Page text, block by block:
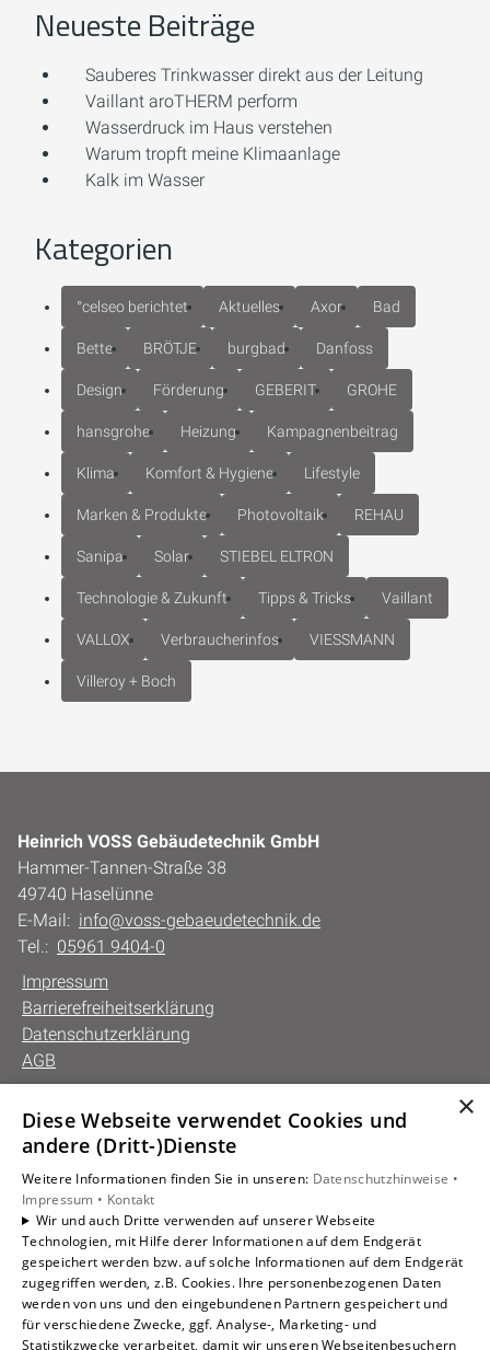
Neueste Beiträge
Sauberes Trinkwasser direkt aus der Leitung
Vaillant aroTHERM perform
Wasserdruck im Haus verstehen
Warum tropft meine Klimaanlage
Kalk im Wasser
Kategorien
°celseo berichtet Aktuelles Axor Bad
Bette BRÖTJE burgbad Danfoss
Design Förderung GEBERIT GROHE
hansgrohe Heizung Kampagnenbeitrag
Klima Komfort & Hygiene Lifestyle
Marken & Produkte Photovoltaik REHAU
Sanipa Solar STIEBEL ELTRON
Technologie & Zukunft Tipps & Tricks Vaillant
VALLOX Verbraucherinfos VIESSMANN
Villeroy + Boch
Heinrich VOSS Gebäudetechnik GmbH
Hammer-Tannen-Straße 38
49740 Haselünne
E-Mail: info@voss-gebaeudetechnik.de
Tel.: 05961 9404-0
Impressum
Barrierefreiheitserklärung
Datenschutzerklärung
AGB
Unsere Bereiche
Gewerbekunden
Karriere
Unternehmen
Kontakt
×
Diese Webseite verwendet Cookies und
andere (Dritt-)Dienste
Weitere Informationen finden Sie in unseren: Datenschutzhinweise •
Impressum • Kontakt
Wir und auch Dritte verwenden auf unserer Webseite
Technologien, mit Hilfe derer Informationen auf dem Endgerät
gespeichert werden bzw. auf solche Informationen auf dem Endgerät
zugegriffen werden, z.B. Cookies. Ihre personenbezogenen Daten
werden von uns und den eingebundenen Partnern gespeichert und
für verschiedene Zwecke, ggf. Analyse-, Marketing- und
Statistikzwecke verarbeitet, damit wir unseren Webseitenbesuchern